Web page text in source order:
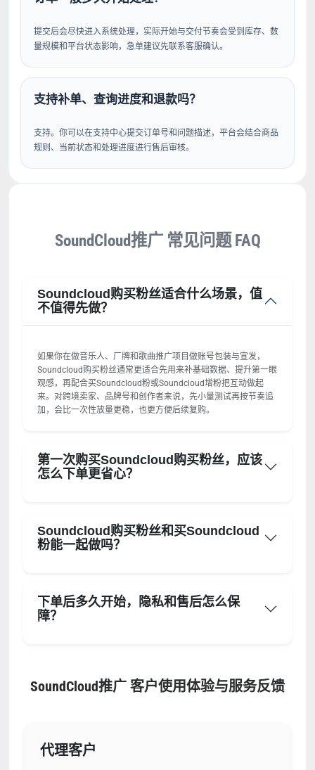
提交后会尽快进入系统处理，实际开始与交付节奏会受到库存、数
量规模和平台状态影响，急单建议先联系客服确认。
支持补单、查询进度和退款吗？
支持。你可以在支持中心提交订单号和问题描述，平台会结合商品
规则、当前状态和处理进度进行售后审核。
SoundCloud推广 常见问题 FAQ
Soundcloud购买粉丝适合什么场景，值
不值得先做？
如果你在做音乐人、厂牌和歌曲推广项目做账号包装与宣发，
Soundcloud购买粉丝通常更适合先用来补基础数据、提升第一眼
观感，再配合买Soundcloud粉或Soundcloud增粉把互动做起
来。对跨境卖家、品牌号和创作者来说，先小量测试再按节奏追
加，会比一次性放量更稳，也更方便后续复购。
第一次购买Soundcloud购买粉丝，应该
怎么下单更省心？
Soundcloud购买粉丝和买Soundcloud
粉能一起做吗？
下单后多久开始，隐私和售后怎么保
障？
SoundCloud推广 客户使用体验与服务反馈
代理客户